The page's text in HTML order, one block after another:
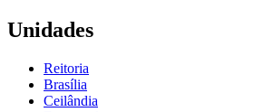
Unidades
Reitoria
Brasília
Ceilândia